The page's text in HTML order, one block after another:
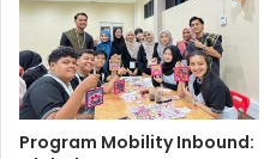
Program Mobility Inbound: